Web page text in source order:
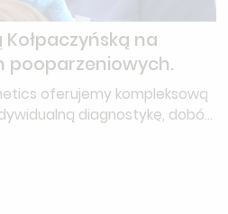
na
pooparzeniowych.
oferujemy kompleksową
diagnostykę, dobór
i kompleksową opiekę z
— laserową przebudową